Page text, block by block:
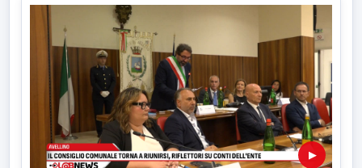
▶